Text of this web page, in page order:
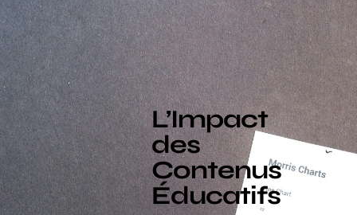
L’Impact
des
Contenus
Éducatifs